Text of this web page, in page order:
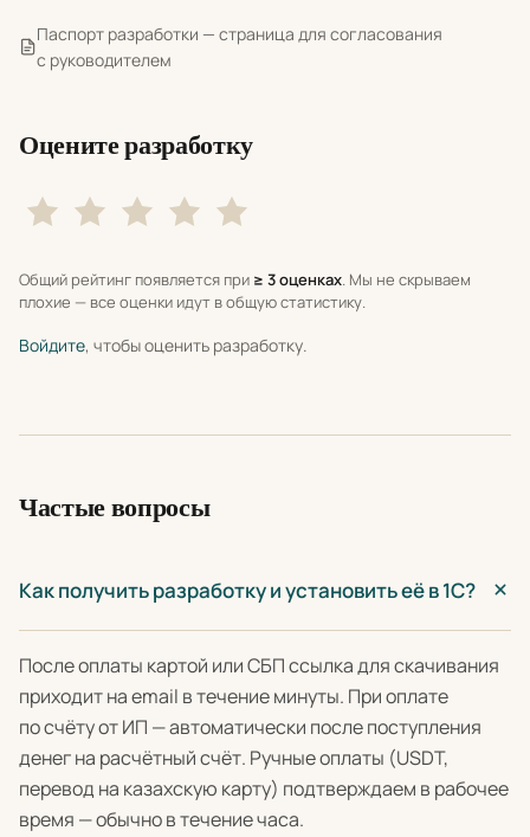
Паспорт разработки — страница для согласования
с руководителем
Оцените разработку
Общий рейтинг появляется при ≥ 3 оценках. Мы не скрываем
плохие — все оценки идут в общую статистику.
Войдите, чтобы оценить разработку.
Частые вопросы
Как получить разработку и установить её в 1С?
После оплаты картой или СБП ссылка для скачивания
приходит на email в течение минуты. При оплате
по счёту от ИП — автоматически после поступления
денег на расчётный счёт. Ручные оплаты (USDT,
перевод на казахскую карту) подтверждаем в рабочее
время — обычно в течение часа.